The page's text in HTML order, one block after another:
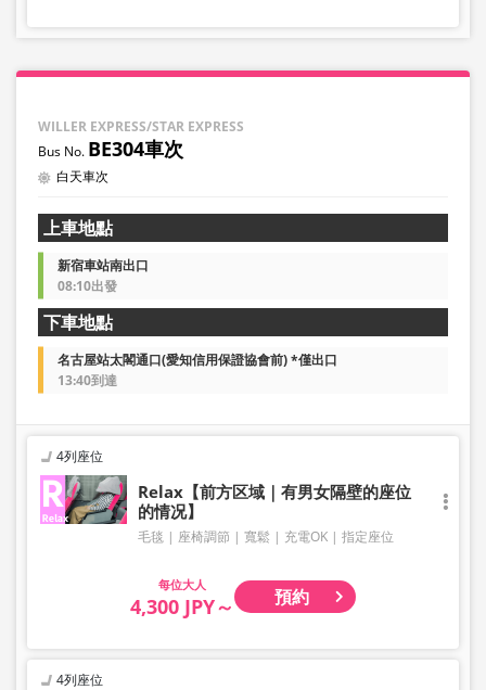
WILLER EXPRESS/STAR EXPRESS
BE304車次
白天車次
上車地點
新宿車站南出口
08:10出發
下車地點
名古屋站太閣通口(愛知信用保證協會前) *僅出口
13:40到達
4列座位
Relax【前方区域｜有男女隔壁的座位
的情况】
毛毯 座椅調節 寬鬆 充電OK 指定座位
大人
4,300 JPY～ 預約
4列座位